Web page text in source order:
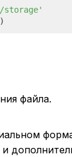
storage'
файла.